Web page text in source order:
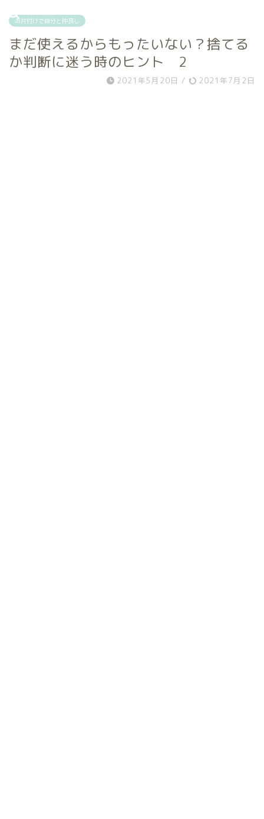
お片付けで自分と仲良し
まだ使えるからもったいない？捨てる
か判断に迷う時のヒント 2
2021年5月20日 / 2021年7月2日